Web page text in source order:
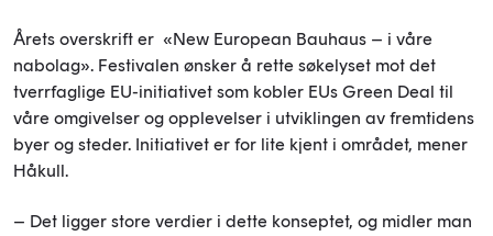
Årets overskrift er «New European Bauhaus – i våre
nabolag». Festivalen ønsker å rette søkelyset mot det
tverrfaglige EU-initiativet som kobler EUs Green Deal til
våre omgivelser og opplevelser i utviklingen av fremtidens
byer og steder. Initiativet er for lite kjent i området, mener
Håkull.
– Det ligger store verdier i dette konseptet, og midler man